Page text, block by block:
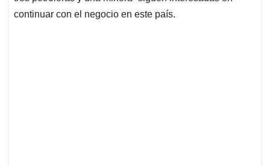
continuar con el negocio en este país.